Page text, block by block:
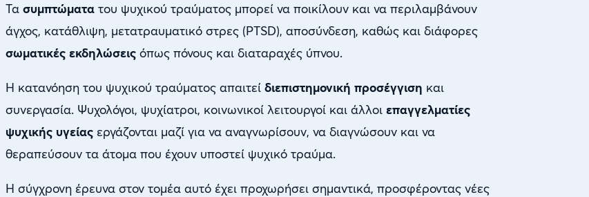
Τα συμπτώματα του ψυχικού τραύματος μπορεί να ποικίλουν και να περιλαμβάνουν
άγχος, κατάθλιψη, μετατραυματικό στρες (PTSD), αποσύνδεση, καθώς και διάφορες
σωματικές εκδηλώσεις όπως πόνους και διαταραχές ύπνου.
Η κατανόηση του ψυχικού τραύματος απαιτεί διεπιστημονική προσέγγιση και
συνεργασία. Ψυχολόγοι, ψυχίατροι, κοινωνικοί λειτουργοί και άλλοι επαγγελματίες
ψυχικής υγείας εργάζονται μαζί για να αναγνωρίσουν, να διαγνώσουν και να
θεραπεύσουν τα άτομα που έχουν υποστεί ψυχικό τραύμα.
Η σύγχρονη έρευνα στον τομέα αυτό έχει προχωρήσει σημαντικά, προσφέροντας νέες